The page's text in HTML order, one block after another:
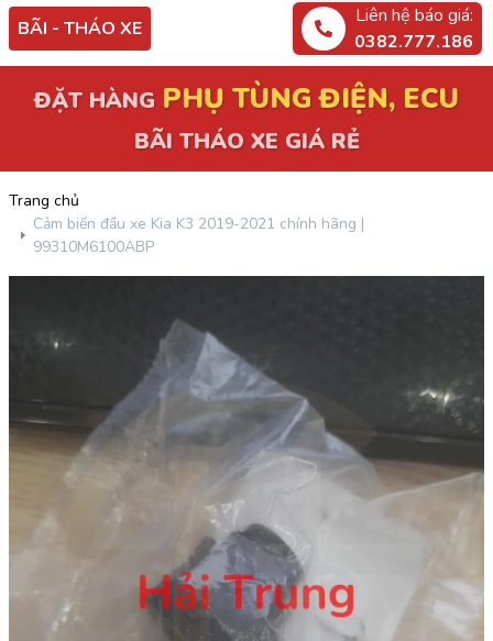
BÃI - THÁO XE
Liên hệ báo giá:
0382.777.186
ĐẶT HÀNG PHỤ TÙNG ĐIỆN, ECU
BÃI THÁO XE GIÁ RẺ
Trang chủ
Cảm biến đầu xe Kia K3 2019-2021 chính hãng |
99310M6100ABP